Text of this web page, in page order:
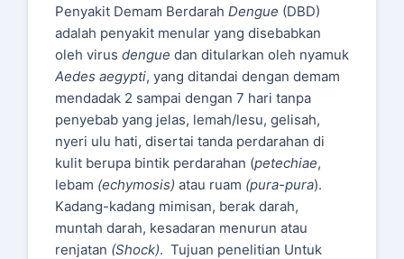
Penyakit Demam Berdarah Dengue (DBD)
adalah penyakit menular yang disebabkan
oleh virus dengue dan ditularkan oleh nyamuk
Aedes aegypti, yang ditandai dengan demam
mendadak 2 sampai dengan 7 hari tanpa
penyebab yang jelas, lemah/lesu, gelisah,
nyeri ulu hati, disertai tanda perdarahan di
kulit berupa bintik perdarahan (petechiae,
lebam (echymosis) atau ruam (pura-pura).
Kadang-kadang mimisan, berak darah,
muntah darah, kesadaran menurun atau
renjatan (Shock). Tujuan penelitian Untuk